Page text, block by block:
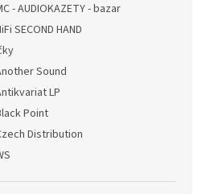
- AUDIOKAZETY - bazar
SECOND HAND
Sound
LP
Point
Distribution